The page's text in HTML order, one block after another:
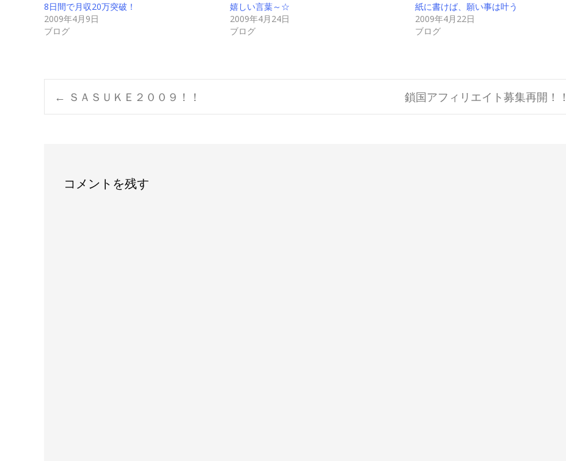
8日間で月収20万突破！
2009年4月9日
ブログ
嬉しい言葉～☆
2009年4月24日
ブログ
紙に書けば、願い事は叶う
2009年4月22日
ブログ
Post
← ＳＡＳＵＫＥ２００９！！ 鎖国アフィリエイト募集再開！！
コメントを残す